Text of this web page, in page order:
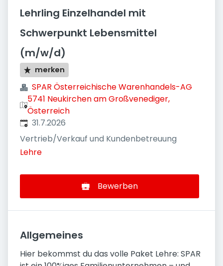
Lehrling Einzelhandel mit
Schwerpunkt Lebensmittel
(m/w/d)
merken
SPAR Österreichische Warenhandels-AG
5741 Neukirchen am Großvenediger,
Österreich
Veröffentlicht
31.7.2026
Vertrieb/Verkauf und Kundenbetreuung
Lehre
Bewerben
Allgemeines
Hier bekommst du das volle Paket Lehre: SPAR